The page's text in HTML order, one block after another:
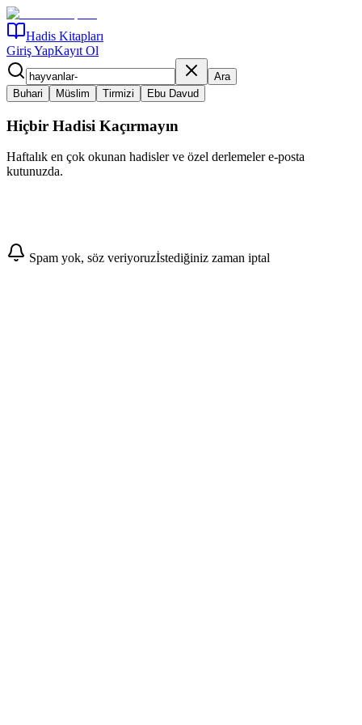
Hadis Kitapları
Giriş YapKayıt Ol
Ara
Buhari
Müslim Tirmizi Ebu Davud
Hiçbir Hadisi Kaçırmayın
Haftalık en çok okunan hadisler ve özel derlemeler e-posta
kutunuzda.
Abone Ol
Spam yok, söz veriyoruzİstediğiniz zaman iptal